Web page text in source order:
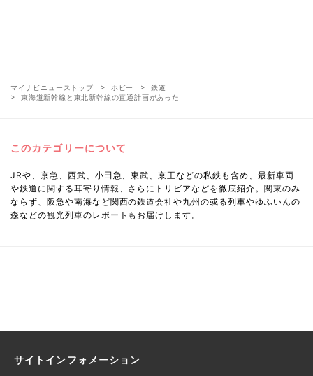
マイナビニューストップ ホビー
鉄道
東海道新幹線と東北新幹線の直通計画があった
このカテゴリーについて
JRや、京急、西武、小田急、東武、京王などの私鉄も含め、最新車両
や鉄道に関する耳寄り情報、さらにトリビアなどを徹底紹介。関東のみ
ならず、阪急や南海など関西の鉄道会社や九州の或る列車やゆふいんの
森などの観光列車のレポートもお届けします。
サイトインフォメーション